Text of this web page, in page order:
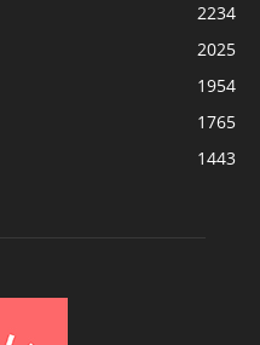
2234
2025
1954
1765
1443